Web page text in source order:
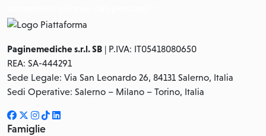
Paginemediche s.r.l. SB | P.IVA: IT05418080650
REA: SA-444291
Sede Legale: Via San Leonardo 26, 84131 Salerno, Italia
Sedi Operative: Salerno – Milano – Torino, Italia
Famiglie